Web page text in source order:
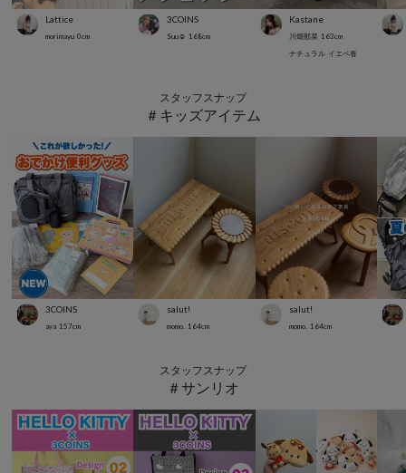
Lattice
morimayu 0cm
3COINS
Suu☺︎ 168cm
Kastane
川畑那菜 163cm
ナチュラル イエベ春
スタッフスナップ
＃キッズアイテム
3COINS
aya 157cm
salut!
momo. 164cm
salut!
momo. 164cm
スタッフスナップ
＃サンリオ